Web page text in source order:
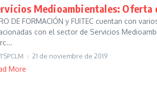
Medioambientales: Oferta
DE FORMACIÓN y FUITEC cuentan con
con el sector de Servicios
21 de noviembre de 2019
More